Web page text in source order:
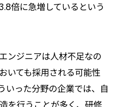
倍に急増しているという
ンジニアは人材不足なの
いても採用される可能性
いった分野の企業では、自